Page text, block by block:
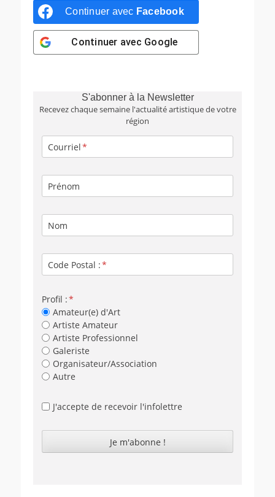
Continuer avec Facebook
Continuer avec Google
S'abonner à la Newsletter
Recevez chaque semaine l'actualité artistique de votre
région
Courriel
Prénom
Nom
Code Postal :
Profil :
Amateur(e) d'Art
Artiste Amateur
Artiste Professionnel
Galeriste
Organisateur/Association
Autre
J'accepte de recevoir l'infolettre